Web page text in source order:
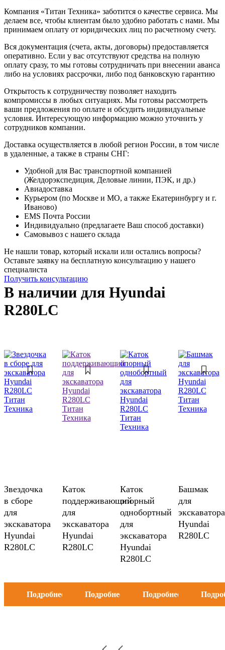
Компания «Титан Техника» заботится о качестве сервиса. Мы
делаем все, чтобы клиентам было удобно работать с нами. Мы
принимаем оплату от юридических лиц по расчетному счету.
Вся документация (счета, акты, договоры) предоставляется
оперативно. Если у вас отсутствуют средства на полную
оплату сразу, то мы готовы сотрудничать при внесении аванса
либо на условиях рассрочки, либо под банковскую гарантию
Открытость к сотрудничеству позволяет находить
компромиссы в любых ситуациях. Мы готовы рассмотреть
ваши предложения по оплате и обсудить индивидуальные
условия. Интересующую информацию можно уточнить у
сотрудников компании.
Доставка осуществляется в любой регион России, в том числе
в удаленные, а также в страны СНГ:
Удобной для Вас транспортной компанией
(Желдорэкспедиция, Деловые линии, ПЭК, и др.)
Авиадоставка
Курьером (по Москве и МО, а также Екатеринбургу и г.
Иваново)
EMS Почта России
Индивидуально (предлагаете Ваш способ доставки)
Самовывоз с нашего склада
Не нашли товар, который искали или остались вопросы?
Оставьте заявку на бесплатную консультацию у нашего
специалиста
Получить консультацию
В наличии для Hyundai
R280LC
Звездочка
в сборе
для
экскаватора
Hyundai
R280LC
Подробнее
Каток
поддерживающий
для
экскаватора
Hyundai
R280LC
Подробнее
Каток
опорный
однобортный
для
экскаватора
Hyundai
R280LC
Подробнее
Башмак
для
экскаватора
Hyundai
R280LC